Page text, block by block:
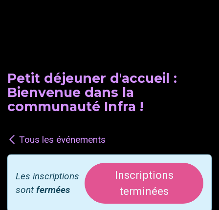
Petit déjeuner d'accueil :
Bienvenue dans la
communauté Infra !
Tous les événements
Les inscriptions
sont fermées
Inscriptions
terminées